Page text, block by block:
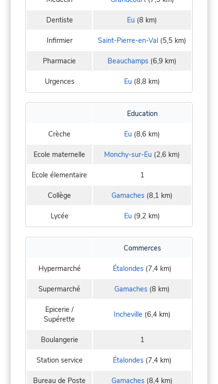
Dentiste Eu (8 km)
Infirmier Saint-Pierre-en-Val (5,5 km)
Pharmacie Beauchamps (6,9 km)
Urgences Eu (8,8 km)
Education
Crèche Eu (8,6 km)
Ecole maternelle Monchy-sur-Eu (2,6 km)
Ecole élementaire 1
Collège Gamaches (8,1 km)
Lycée Eu (9,2 km)
Commerces
Hypermarché Étalondes(7,4 km)
Supermarché Gamaches (8 km)
Epicerie /
Supérette
Incheville (6,4 km)
Boulangerie 1
Station service Étalondes(7,4 km)
Bureau de Poste Gamaches (8,4 km)